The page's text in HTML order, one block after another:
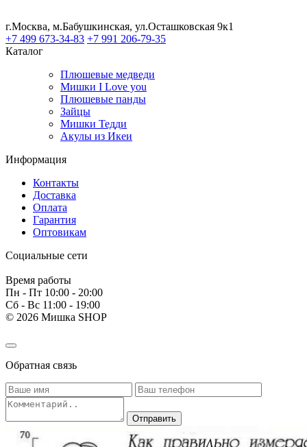
г.Москва, м.Бабушкинская, ул.Осташковская 9к1
+7 499 673-34-83 +7 991 206-79-35
Каталог
Плюшевые медведи
Мишки I Love you
Плюшевые панды
Зайцы
Мишки Тедди
Акулы из Икеи
Информация
Контакты
Доставка
Оплата
Гарантия
Оптовикам
Социальные сети
Время работы
Пн - Пт 10:00 - 20:00
Сб - Вс 11:00 - 19:00
© 2026 Мишка SHOP
Обратная связь